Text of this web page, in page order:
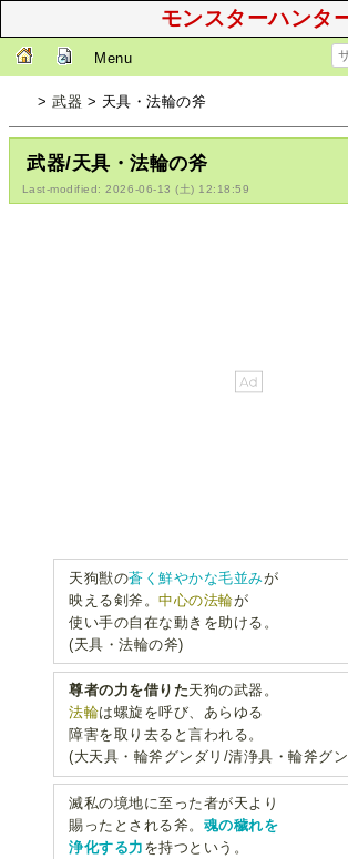
モンスターハンタ
Menu
>武器 > 天具・法輪の斧
武器/天具・法輪の斧
Last-modified: 2026-06-13 (土) 12:18:59
天狗獣の蒼く鮮やかな毛並みが
映える剣斧。中心の法輪が
使い手の自在な動きを助ける。
(天具・法輪の斧)
尊者の力を借りた天狗の武器。
法輪は螺旋を呼び、あらゆる
障害を取り去ると言われる。
(大天具・輪斧グンダリ/清浄具・輪斧グ
滅私の境地に至った者が天より
賜ったとされる斧。 魂の穢れを
浄化する力 を持つという。